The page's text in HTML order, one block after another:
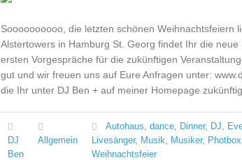
Soooooooooo, die letzten schönen Weihnachtsfeiern
Alstertowers in Hamburg St. Georg findet Ihr die
ersten Vorgespräche für die zukünftigen
gut und wir freuen uns auf Eure Anfragen unter:
die Ihr unter DJ Ben + auf meiner Homepage
DJ
Ben
Allgemein
Autohaus, dance, Dinner, DJ,
Livesänger, Musik, Musiker, Photbox
Weihnachtsfeier